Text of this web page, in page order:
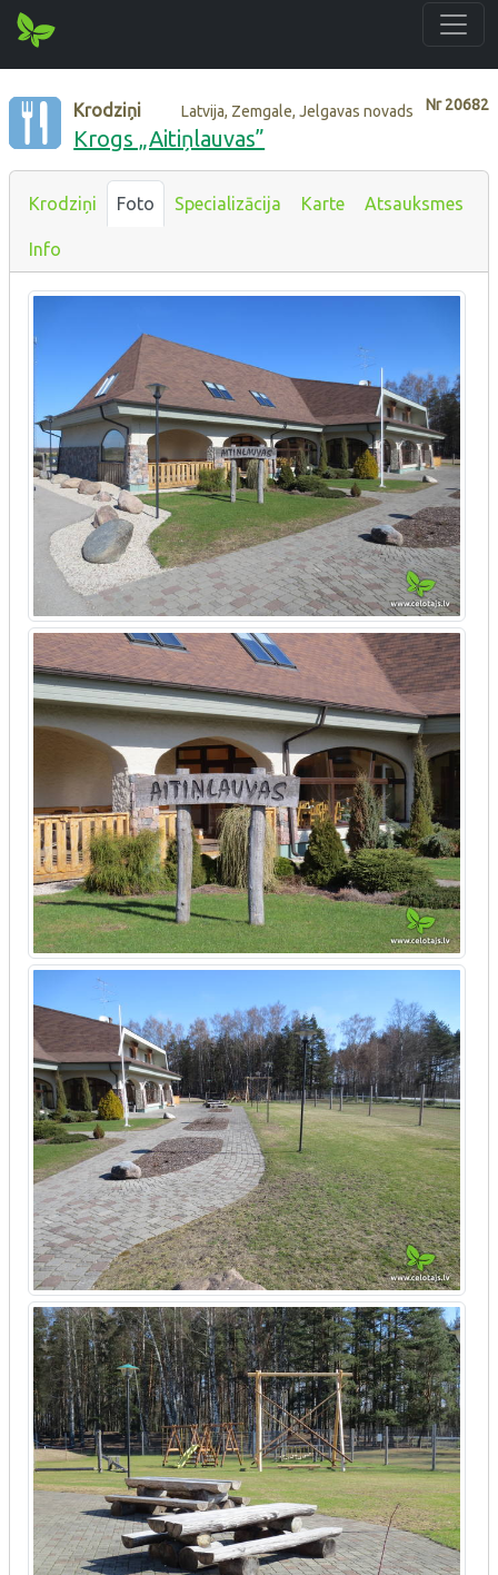
Nr20682
Krodziņi Latvija, Zemgale, Jelgavas novads
Krogs „Aitiņlauvas”
Krodziņi Foto Specializācija Karte Atsauksmes
Info